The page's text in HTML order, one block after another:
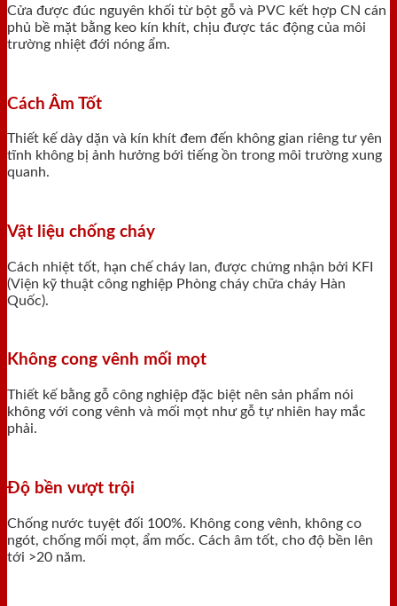
Cửa được đúc nguyên khối từ bột gỗ và PVC kết hợp CN cán
phủ bề mặt bằng keo kín khít, chịu được tác động của môi
trường nhiệt đới nóng ẩm.
Cách Âm Tốt
Thiết kế dày dặn và kín khít đem đến không gian riêng tư yên
tĩnh không bị ảnh hưởng bới tiếng ồn trong môi trường xung
quanh.
Vật liệu chống cháy
Cách nhiệt tốt, hạn chế cháy lan, được chứng nhận bởi KFI
(Viện kỹ thuật công nghiệp Phòng cháy chữa cháy Hàn
Quốc).
Không cong vênh mối mọt
Thiết kế bằng gỗ công nghiệp đặc biệt nên sản phẩm nói
không với cong vênh và mối mọt như gỗ tự nhiên hay mắc
phải.
Độ bền vượt trội
Chống nước tuyệt đối 100%. Không cong vênh, không co
ngót, chống mối mọt, ẩm mốc. Cách âm tốt, cho độ bền lên
tới >20 năm.